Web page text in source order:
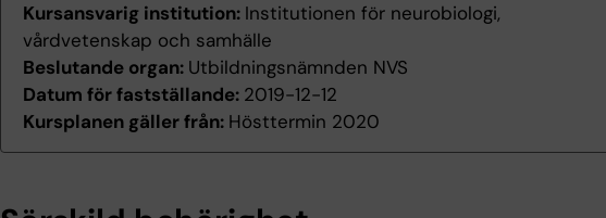
Kursansvarig institution: Institutionen för neurobiologi,
vårdvetenskap och samhälle
Beslutande organ: Utbildningsnämnden NVS
Datum för fastställande: 2019-12-12
Kursplanen gäller från: Hösttermin 2020